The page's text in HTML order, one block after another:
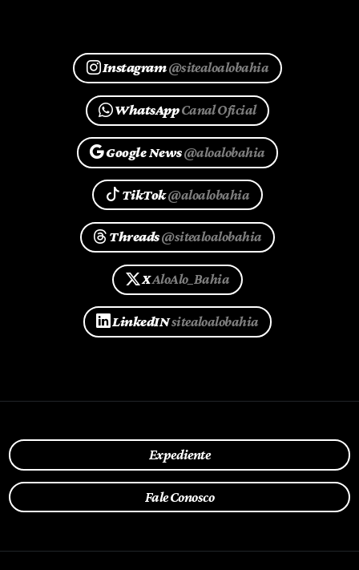
Instagram@sitealoalobahia
WhatsAppCanal Oficial
Google News@aloalobahia
TikTok@aloalobahia
Threads@sitealoalobahia
XAloAlo_Bahia
LinkedINsitealoalobahia
Expediente
Fale Conosco